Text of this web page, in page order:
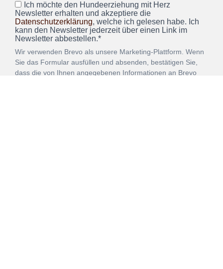
Ich möchte den Hundeerziehung mit Herz
Newsletter erhalten und akzeptiere die
Datenschutzerklärung, welche ich gelesen habe. Ich
kann den Newsletter jederzeit über einen Link im
Newsletter abbestellen.*
Wir verwenden Brevo als unsere Marketing-Plattform. Wenn
Sie das Formular ausfüllen und absenden, bestätigen Sie,
dass die von Ihnen angegebenen Informationen an Brevo